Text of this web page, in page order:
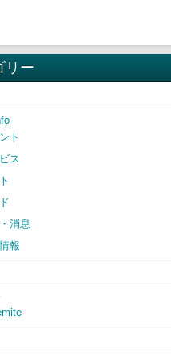
リー
ト
ス
消息
報